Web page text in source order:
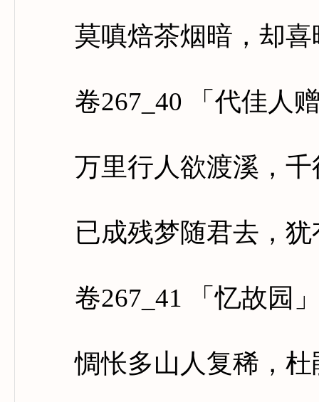
莫嗔焙茶烟暗，却喜
卷267_40 「代佳人
万里行人欲渡溪，千
已成残梦随君去，犹
卷267_41 「忆故园
惆怅多山人复稀，杜